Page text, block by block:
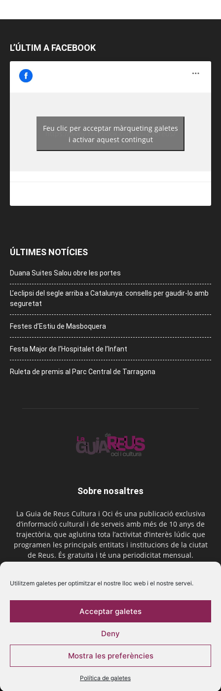
Utilitzem galetes per optimitzar el nostre lloc web i el nostre servei.
Acceptar galetes
Deny
Mostra les preferències
Política de galetes
L’ÚLTIM A FACEBOOK
https://www.facebook.com/guiadereus/
Feu clic per acceptar màrqueting galetes
i activar aquest contingut
ÚLTIMES NOTÍCIES
Duana Suites Salou obre les portes
L’eclipsi del segle arriba a Catalunya: consells per gaudir-lo amb
seguretat
Festes d’Estiu de Masboquera
Festa Major de l’Hospitalet de l’Infant
Ruleta de premis al Parc Central de Tarragona
Sobre nosaltres
La Guia de Reus Cultura i Oci és una publicació exclusiva
d’informació cultural i de serveis amb més de 10 anys de
trajectòria, que aglutina tota l’activitat d’interès lúdic que
programen les principals entitats i institucions de la ciutat
de Reus. És gratuïta i té una periodicitat mensual.
Segueix-nos
© 2016 La Guia de Reus | Creada per Be Marketing